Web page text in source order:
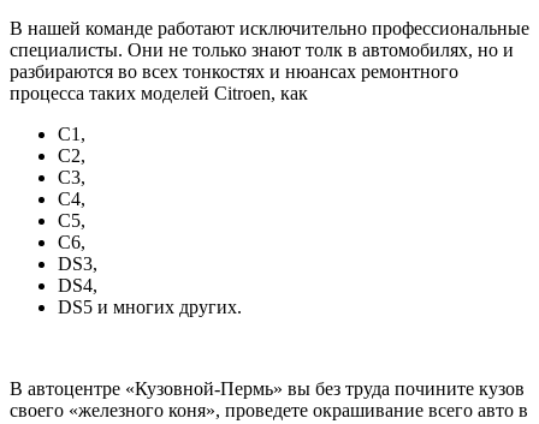
В нашей команде работают исключительно профессиональные
специалисты. Они не только знают толк в автомобилях, но и
разбираются во всех тонкостях и нюансах ремонтного
процесса таких моделей Citroen, как
С1,
С2,
С3,
С4,
С5,
С6,
DS3,
DS4,
DS5 и многих других.
В автоцентре «Кузовной-Пермь» вы без труда почините кузов
своего «железного коня», проведете окрашивание всего авто в